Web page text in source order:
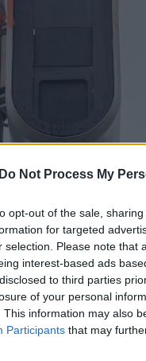
Do Not Process My
opt-out of the sale,
for targeted
selection. Please note that
interest-based ads
to third parties
of your personal
This information may also
Participants that may